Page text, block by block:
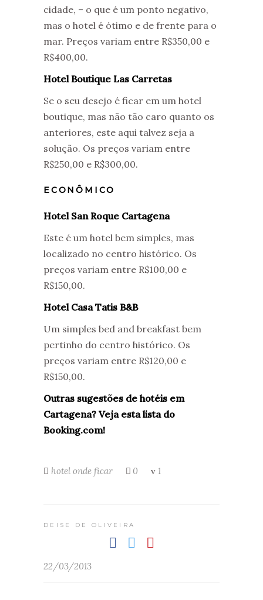
cidade, – o que é um ponto negativo,
mas o hotel é ótimo e de frente para o
mar. Preços variam entre R$350,00 e
R$400,00.
Hotel Boutique Las Carretas
Se o seu desejo é ficar em um hotel
boutique, mas não tão caro quanto os
anteriores, este aqui talvez seja a
solução. Os preços variam entre
R$250,00 e R$300,00.
ECONÔMICO
Hotel San Roque Cartagena
Este é um hotel bem simples, mas
localizado no centro histórico. Os
preços variam entre R$100,00 e
R$150,00.
Hotel Casa Tatis B&B
Um simples bed and breakfast bem
pertinho do centro histórico. Os
preços variam entre R$120,00 e
R$150,00.
Outras sugestões de hotéis em
Cartagena? Veja esta lista do
Booking.com!
hotel onde ficar 0 1
DEISE DE OLIVEIRA
22/03/2013